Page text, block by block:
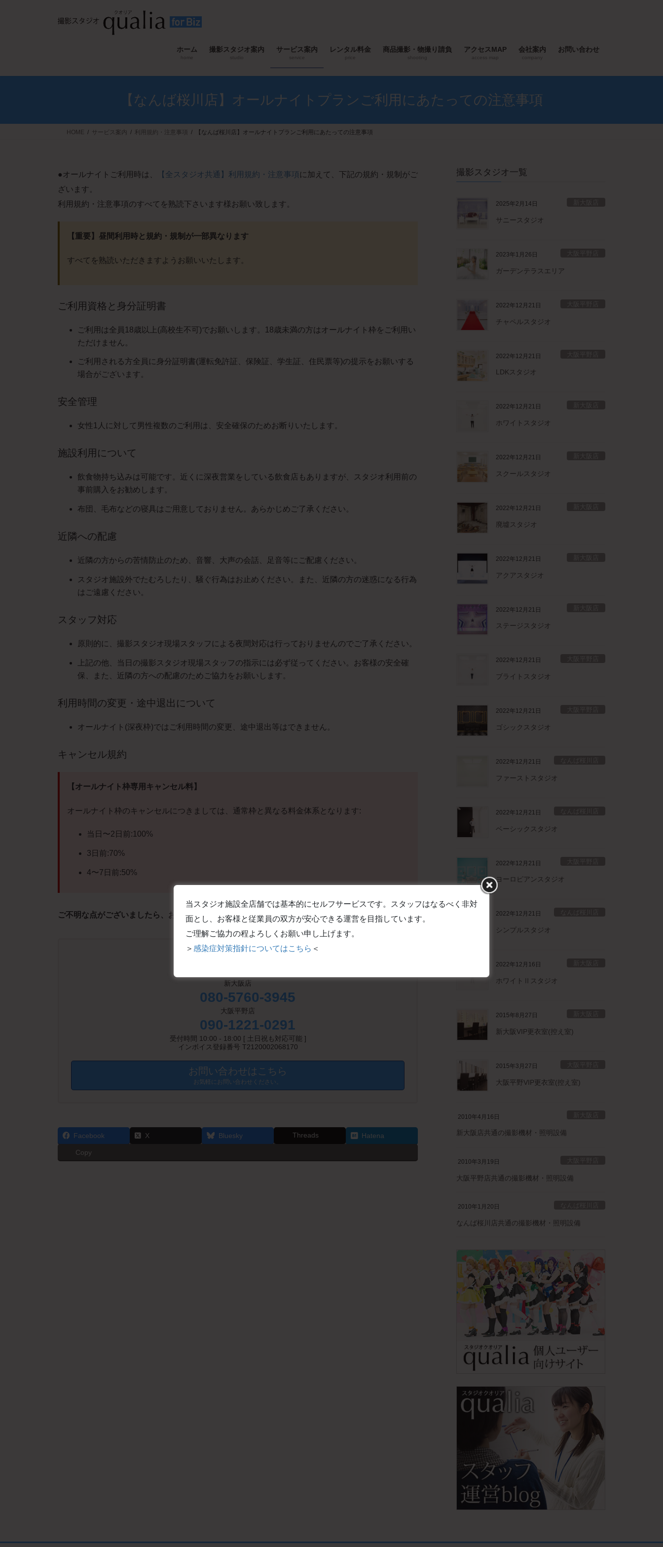
ス
ン
ホーム 撮影スタジオ案内 サービス案内 レンタル料金 商品撮影・物撮り請負 アクセスMAP 会社案内 お問い合わせ
【なんば桜川店】オールナイトプランご利用にあたっての注意事項
HOME サービス案内 利用規約・注意事項 【なんば桜川店】オールナイトプランご利用にあたっての注意事項
●オールナイトご利用時は、 【全スタジオ共通】利用規約・注意事項に加えて、下記の規約・規制がご
ざいます。
利用規約・注意事項のすべてを熟読下さいます様お願い致します。
【重要】昼間利用時と規約・規制が一部異なります
すべてを熟読いただきますようお願いいたします。
ご利用資格と身分証明書
ご利用は全員18歳以上(高校生不可)でお願いします。18歳未満の方はオールナイト枠をご利用い
ただけません。
ご利用される方全員に身分証明書(運転免許証、保険証、学生証、住民票等)の提示をお願いする
場合がございます。
安全管理
女性1人に対して男性複数のご利用は、安全確保のためお断りいたします。
施設利用について
飲食物持ち込みは可能です。近くに深夜営業をしている飲食店もありますが、スタジオ利用前の
事前購入をお勧めします。
布団、毛布などの寝具はご用意しておりません。あらかじめご了承ください。
近隣への配慮
近隣の方からの苦情防止のため、音響、大声の会話、足音等にご配慮ください。
スタジオ施設外でたむろしたり、騒ぐ行為はお止めください。また、近隣の方の迷惑になる行為
はご遠慮ください。
スタッフ対応
原則的に、撮影スタジオ現場スタッフによる夜間対応は行っておりませんのでご了承ください。
上記の他、当日の撮影スタジオ現場スタッフの指示には必ず従ってください。お客様の安全確
保、また、近隣の方への配慮のためご協力をお願いします。
利用時間の変更・途中退出について
オールナイト(深夜枠)ではご利用時間の変更、途中退出等はできません。
キャンセル規約
【オールナイト枠専用キャンセル料】
オールナイト枠のキャンセルにつきましては、通常枠と異なる料金体系となります:
当日〜2日前:100%
3日前:70%
4〜7日前:50%
ご不明な点がございましたら、お気軽にお問い合わせください。
なんば桜川店
新大阪店
080-5760-3945
大阪平野店
090-1221-0291
受付時間 10:00 - 18:00 [ 土日祝も対応可能 ]
インボイス登録番号 T2120002068170
お問い合わせはこちら
お気軽にお問い合わせください。
Facebook X Bluesky Threads Hatena
Copy
撮影スタジオ一覧
2025年2月14日
サニースタジオ
2023年1月26日
ガーデンテラスエリア
2022年12月21日
チャペルスタジオ
2022年12月21日
LDKスタジオ
2022年12月21日
ホワイトスタジオ
2022年12月21日
スクールスタジオ
2022年12月21日
廃墟スタジオ
2022年12月21日
アクアスタジオ
2022年12月21日
ステージスタジオ
2022年12月21日
ブライトスタジオ
2022年12月21日
ゴシックスタジオ
2022年12月21日
ファーストスタジオ
2022年12月21日
ベーシックスタジオ
2022年12月21日
ヨーロピアンスタジオ
2022年12月21日
シンプルスタジオ
2022年12月16日
ホワイトⅡスタジオ
2015年8月27日
新大阪VIP更衣室(控え室)
2015年3月27日
大阪平野VIP更衣室(控え室)
2010年4月16日
新大阪店共通の撮影機材・照明設備
2010年3月19日
大阪平野店共通の撮影機材・照明設備
2010年1月20日
なんば桜川店共通の撮影機材・照明設備
当スタジオ施設全店舗では基本的にセルフサービスです。スタッフはなるべく非対
面とし、お客様と従業員の双方が安心できる運営を目指しています。
ご理解ご協力の程よろしくお願い申し上げます。
＞ 感染症対策指針についてはこちら ＜